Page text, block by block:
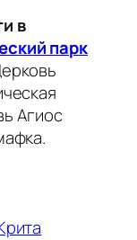
в
парк
Агиос